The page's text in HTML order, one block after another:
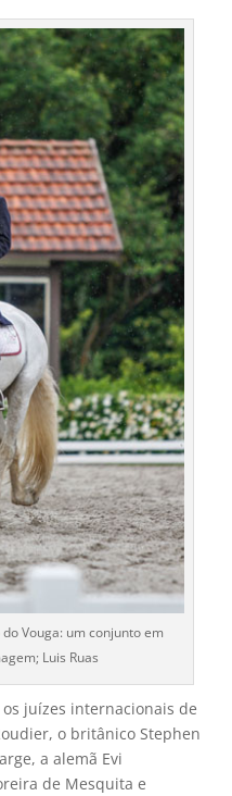
Vouga: um conjunto em
Luis Ruas
juízes internacionais de
o britânico Stephen
a alemã Evi
de Mesquita e